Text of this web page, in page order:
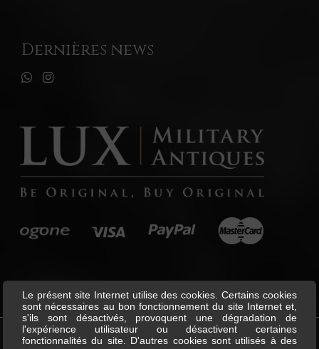
Dernières news
Le présent site Internet utilise des cookies. Certains cookies
sont nécessaires au bon fonctionnement du site Internet et,
s'ils sont désactivés, provoquent une dégradation de
l'expérience utilisateur ou désactivent certaines
fonctionnalités du site. D'autres cookies sont utilisés à des